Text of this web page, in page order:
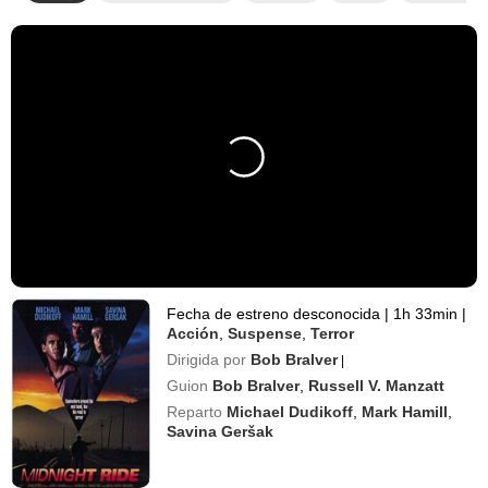
Fecha de estreno desconocida | 1h 33min |
Acción ,Suspense ,Terror
Dirigida por Bob Bralver |
Guion Bob Bralver, Russell V. Manzatt
Reparto Michael Dudikoff Mark Hamill
Savina Geršak